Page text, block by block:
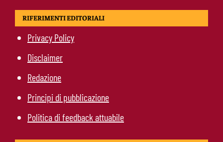
RIFERIMENTI EDITORIALI
Privacy Policy
Disclaimer
Redazione
Principi di pubblicazione
Politica di feedback attuabile